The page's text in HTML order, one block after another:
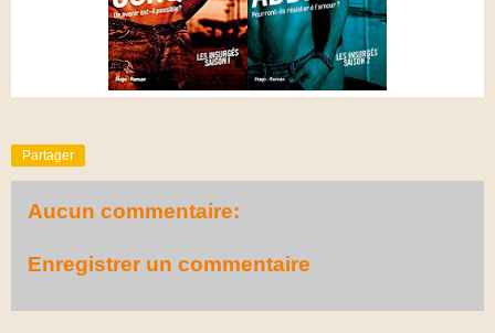
Partager
Aucun commentaire:
Enregistrer un commentaire